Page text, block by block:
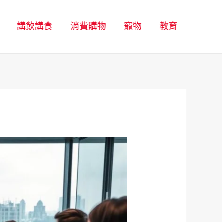
講飲講食 消費購物 寵物 教育